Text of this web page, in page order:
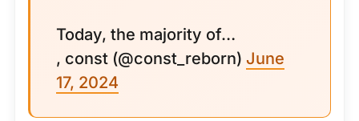
Today, the majority of…
, const (@const_reborn) June
17, 2024